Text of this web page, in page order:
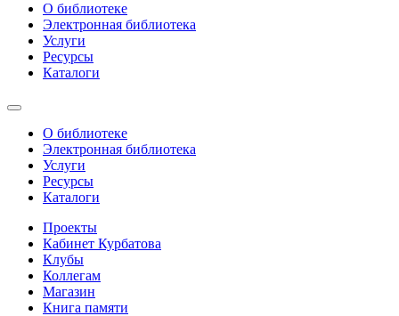
О библиотеке
Электронная библиотека
Услуги
Ресурсы
Каталоги
О библиотеке
Электронная библиотека
Услуги
Ресурсы
Каталоги
Проекты
Кабинет Курбатова
Клубы
Коллегам
Магазин
Книга памяти